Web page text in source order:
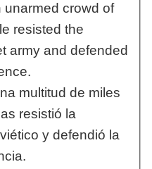
unarmed crowd of
resisted the
army and defended
multitud de miles
resistió la
y defendió la